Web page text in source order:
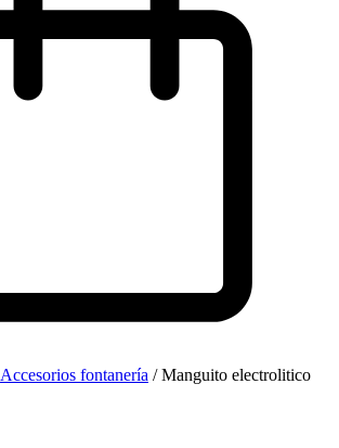
Accesorios fontanería / Manguito electrolitico